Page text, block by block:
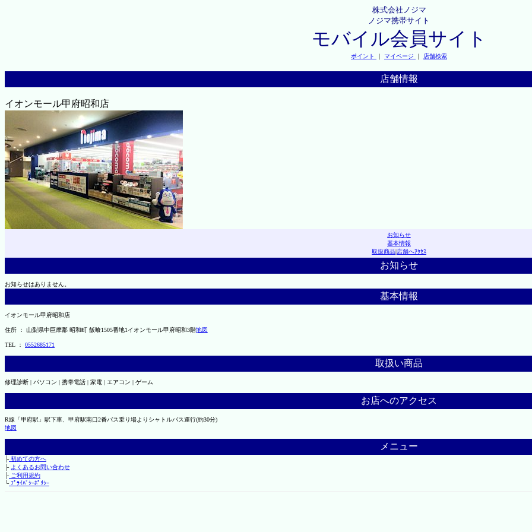
株式会社ノジマ
ノジマ携帯サイト
モバイル会員サイト
ポイント ｜ マイページ ｜ 店舗検索
店舗情報
イオンモール甲府昭和店
お知らせ
基本情報
取扱商品|店舗へｱｸｾｽ
お知らせ
お知らせはありません。
基本情報
イオンモール甲府昭和店
住所 ： 山梨県中巨摩郡 昭和町 飯喰1505番地1イオンモール甲府昭和3階地図
TEL ： 0552685171
取扱い商品
修理診断 | パソコン | 携帯電話 | 家電 | エアコン | ゲーム
お店へのアクセス
R線「甲府駅」駅下車、甲府駅南口2番バス乗り場よりシャトルバス運行(約30分)
地図
メニュー
├初めての方へ
├ よくあるお問い合わせ
├ご利用規約
└ﾌﾟﾗｲﾊﾞｼｰﾎﾟﾘｼｰ